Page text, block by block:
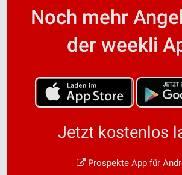
Noch mehr
der weekli
Jetzt kostenlos
Prospekte App für